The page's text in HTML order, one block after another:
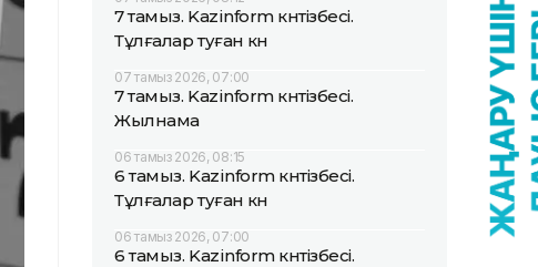
7 тамыз. Kazinform күнтізбесі.
Тұлғалар туған күн
07 тамыз 2026, 07:00
7 тамыз. Kazinform күнтізбесі.
Жылнама
06 тамыз 2026, 08:15
6 тамыз. Kazinform күнтізбесі.
Тұлғалар туған күн
06 тамыз 2026, 07:00
6 тамыз. Kazinform күнтізбесі.